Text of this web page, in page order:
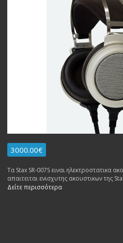
3000.00€
Τα Stax SR-007S ειναι ηλεκτροστατικα
απαιτειται ενισχυτης ακουστικων της
Δείτε περισσότερα